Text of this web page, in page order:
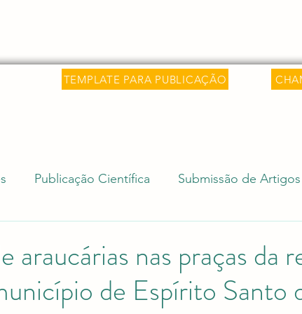
TEMPLATE PARA PUBLICAÇÃO
Publicação Científica Submissão de Artigos
Editais Acadêmicos Revalidação de Diploma
araucárias nas praças da
de Espírito Santo